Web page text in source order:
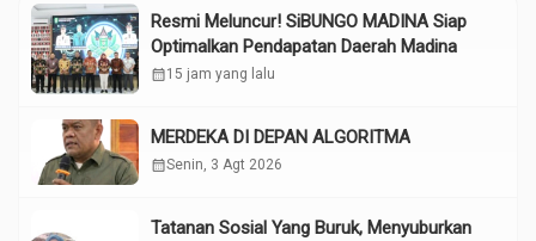
Resmi Meluncur! SiBUNGO MADINA Siap
Optimalkan Pendapatan Daerah Madina
calendar_month15 jam yang lalu
MERDEKA DI DEPAN ALGORITMA
calendar_monthSenin, 3 Agt 2026
Tatanan Sosial Yang Buruk, Menyuburkan